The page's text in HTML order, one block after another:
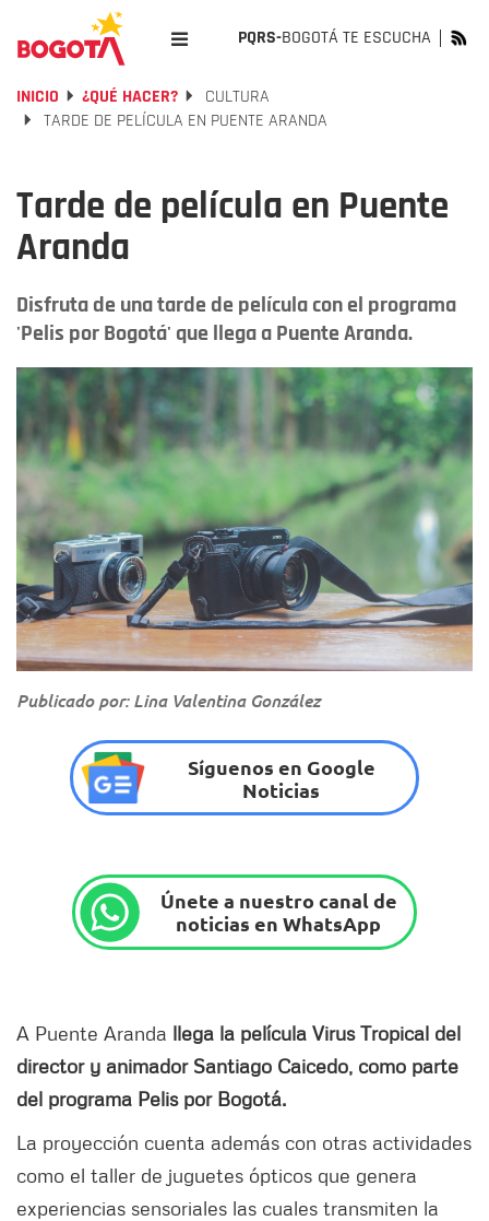
PQRS-BOGOTÁ TE ESCUCHA
INICIO ¿QUÉ HACER?
CULTURA
TARDE DE PELÍCULA EN PUENTE ARANDA
Tarde de película en Puente
Aranda
Disfruta de una tarde de película con el programa
'Pelis por Bogotá' que llega a Puente Aranda.
Publicado por: Lina Valentina González
Síguenos en Google
Noticias
Únete a nuestro canal de
noticias en WhatsApp
A Puente Aranda llega la película Virus Tropical del
director y animador Santiago Caicedo, como parte
del programa Pelis por Bogotá.
La proyección cuenta además con otras actividades
como el taller de juguetes ópticos que genera
experiencias sensoriales las cuales transmiten la